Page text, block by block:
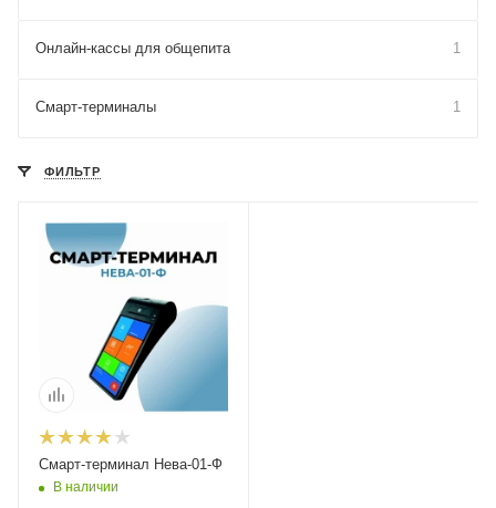
Онлайн-кассы для общепита 1
Смарт-терминалы 1
ФИЛЬТР
Смарт-терминал Нева-01-Ф
В наличии